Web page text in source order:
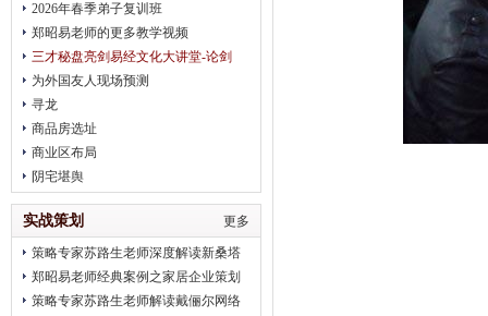
2026年春季弟子复训班
郑昭易老师的更多教学视频
三才秘盘亮剑易经文化大讲堂-论剑
2018趋势
为外国友人现场预测
寻龙
商品房选址
商业区布局
阴宅堪舆
更多
实战策划
策略专家苏路生老师深度解读新桑塔
纳完美营销
郑昭易老师经典案例之家居企业策划
策略专家苏路生老师解读戴俪尔网络